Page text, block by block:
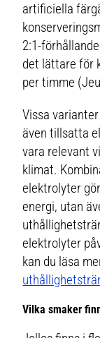
artificiella
2:1-
det lättare för
per timme
Vissa
även tillsatta
vara relevant
klimat.
elektrolyter
energi, utan
elektrolyter
kan du läsa
Vilka smaker